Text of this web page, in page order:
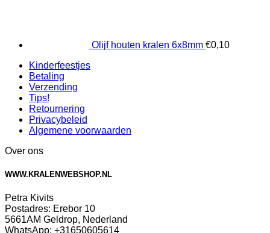
Olijf houten kralen 6x8mm €0,10
Kinderfeestjes
Betaling
Verzending
Tips!
Retournering
Privacybeleid
Algemene voorwaarden
Over ons
WWW.KRALENWEBSHOP.NL
Petra Kivits
Postadres: Erebor 10
5661AM Geldrop, Nederland
WhatsApp: +31650605614